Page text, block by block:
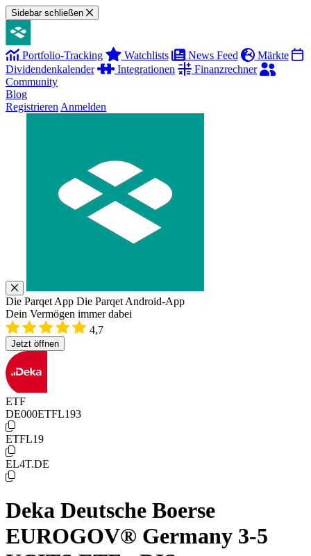
Sidebar schließen
Portfolio-Tracking Watchlists News Feed
Märkte
Dividendenkalender
Integrationen
Finanzrechner
Community
Blog
Registrieren Anmelden
Die Parqet App Die Parqet Android-App
Dein Vermögen immer dabei
4,7
Jetzt öffnen
ETF
DE000ETFL193
ETFL19
EL4T.DE
Deka Deutsche Boerse
EUROGOV® Germany 3-5